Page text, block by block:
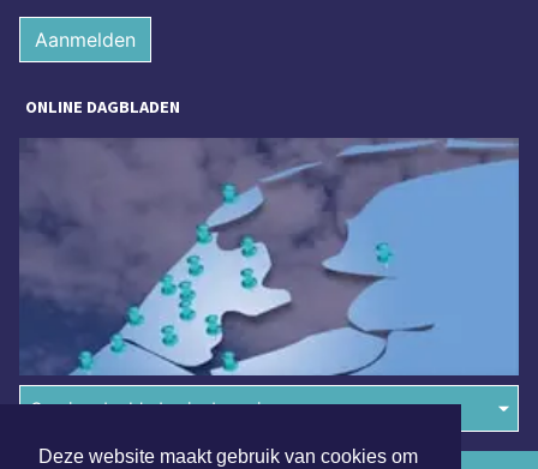
Deze website maakt gebruik van cookies om
Aanmelden
ONLINE DAGBLADEN
Overige dagbladen in de regio